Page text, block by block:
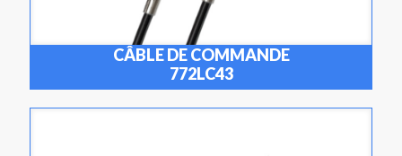
CÂBLE DE COMMANDE
772LC43